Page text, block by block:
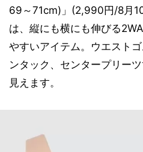
69～71cm)」(2,990円/8月
は、縦にも横にも伸びる
やすいアイテム。ウエスト
ンタック、センタープリー
見えます。